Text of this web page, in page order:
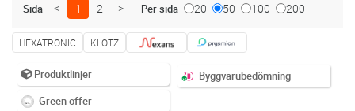
Sida < 1 2 > Per sida 20 50 100 200
HEXATRONIC KLOTZ
Produktlinjer
Byggvarubedömning
Green offer